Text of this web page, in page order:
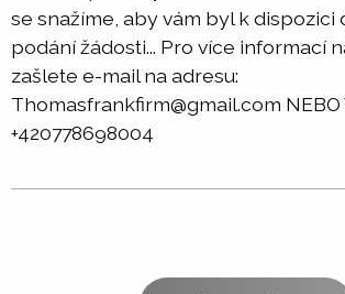
se snažíme, aby vám byl k dispozici
podání žádosti... Pro více informací
zašlete e-mail na adresu:
Thomasfrankfirm@gmail.com
+420778698004